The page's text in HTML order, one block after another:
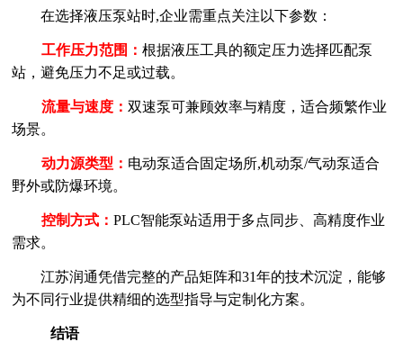
在选择液压泵站时,企业需重点关注以下参数：
工作压力范围： 根据液压工具的额定压力选择匹配泵
站，避免压力不足或过载。
流量与速度： 双速泵可兼顾效率与精度，适合频繁作业
场景。
动力源类型： 电动泵适合固定场所,机动泵/气动泵适合
野外或防爆环境。
控制方式： PLC智能泵站适用于多点同步、高精度作业
需求。
江苏润通凭借完整的产品矩阵和31年的技术沉淀，能够
为不同行业提供精细的选型指导与定制化方案。
结语